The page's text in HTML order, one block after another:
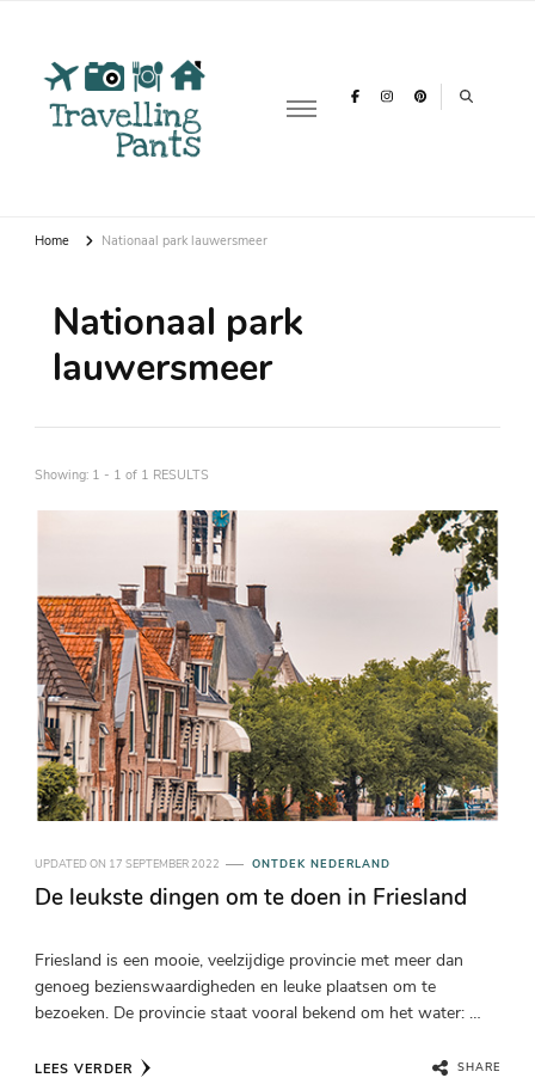
Pants
Over reizen, vakanties & backpacken
Home Nationaal park lauwersmeer
Nationaal park
lauwersmeer
Showing: 1 - 1 of 1 RESULTS
UPDATED ON 17 SEPTEMBER 2022 ONTDEK NEDERLAND
De leukste dingen om te doen in Friesland
Friesland is een mooie, veelzijdige provincie met meer dan
genoeg bezienswaardigheden en leuke plaatsen om te
bezoeken. De provincie staat vooral bekend om het water: …
LEES VERDER SHARE